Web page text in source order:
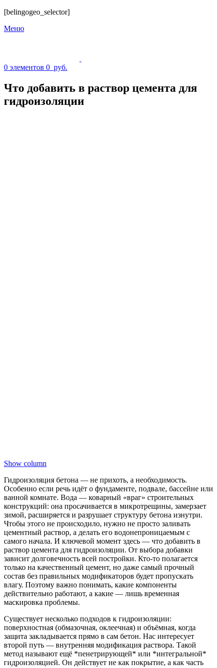
[belingogeo_selector]
Меню
0 элементов 0 руб.
Что добавить в раствор цемента для
гидроизоляции
Show column
Гидроизоляция бетона — не прихоть, а необходимость.
Особенно если речь идёт о фундаменте, подвале, бассейне или
ванной комнате. Вода — коварный «враг» строительных
конструкций: она просачивается в микротрещины, замерзает
зимой, расширяется и разрушает структуру бетона изнутри.
Чтобы этого не происходило, нужно не просто заливать
цементный раствор, а делать его водонепроницаемым с
самого начала. И ключевой момент здесь — что добавить в
раствор цемента для гидроизоляции. От выбора добавки
зависит долговечность всей постройки. Кто-то полагается
только на качественный цемент, но даже самый прочный
состав без правильных модификаторов будет пропускать
влагу. Поэтому важно понимать, какие компоненты
действительно работают, а какие — лишь временная
маскировка проблемы.
Существует несколько подходов к гидроизоляции:
поверхностная (обмазочная, оклеечная) и объёмная, когда
защита закладывается прямо в сам бетон. Нас интересует
второй путь — внутренняя модификация раствора. Такой
метод называют ещё *пенетрирующей* или *интегральной*
гидроизоляцией. Он действует не как покрытие, а как часть